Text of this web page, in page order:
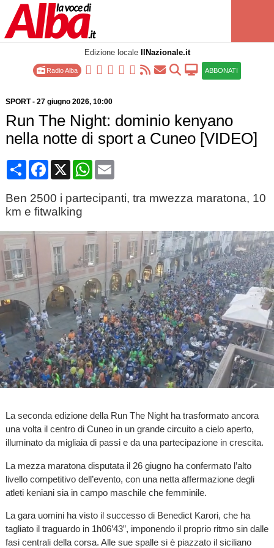
Edizione locale IlNazionale.it
Radio Alba ABBONATI
SPORT- 27 giugno 2026, 10:00
Run The Night: dominio kenyano
nella notte di sport a Cuneo [VIDEO]
CondividiFacebook
X WhatsApp
Email
Ben 2500 i partecipanti, tra mwezza maratona, 10
km e fitwalking
La seconda edizione della Run The Night ha trasformato ancora
una volta il centro di Cuneo in un grande circuito a cielo aperto,
illuminato da migliaia di passi e da una partecipazione in crescita.
La mezza maratona disputata il 26 giugno ha confermato l’alto
livello competitivo dell’evento, con una netta affermazione degli
atleti keniani sia in campo maschile che femminile.
La gara uomini ha visto il successo di Benedict Karori, che ha
tagliato il traguardo in 1h06’43”, imponendo il proprio ritmo sin dalle
fasi centrali della corsa. Alle sue spalle si è piazzato il siciliano